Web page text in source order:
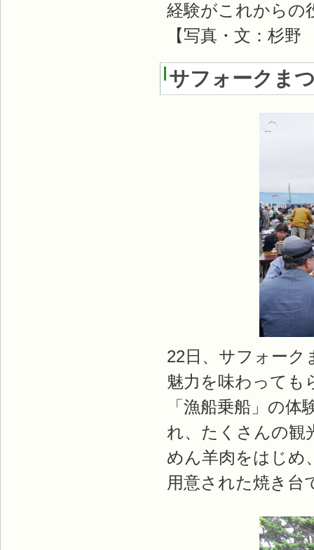
経験がこれからの
【写真・文：杉
サフォークま
22日、サフォーク
魅力を味わっても
「漁船乗船」の
れ、たくさんの観
めん羊肉をはじめ
用意された焼き台